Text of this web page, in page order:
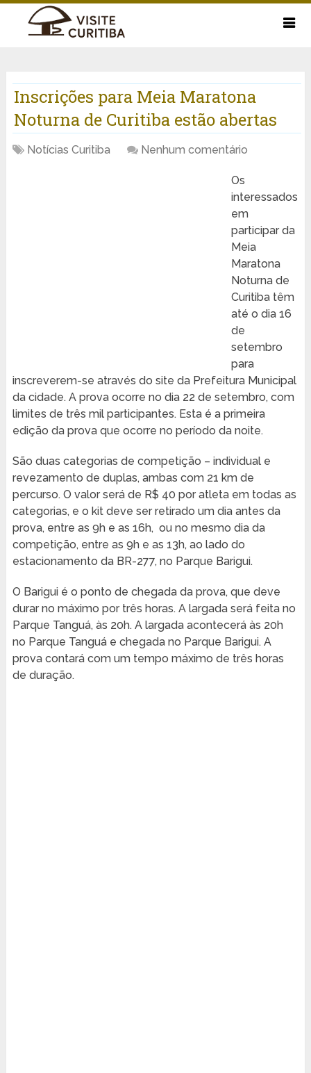
Inscrições para Meia Maratona
Noturna de Curitiba estão abertas
Notícias Curitiba Nenhum comentário
Os
interessados
em
participar da
Meia
Maratona
Noturna de
Curitiba têm
até o dia 16
de
setembro
para
inscreverem-se através do site da Prefeitura Municipal
da cidade. A prova ocorre no dia 22 de setembro, com
limites de três mil participantes. Esta é a primeira
edição da prova que ocorre no período da noite.
São duas categorias de competição – individual e
revezamento de duplas, ambas com 21 km de
percurso. O valor será de R$ 40 por atleta em todas as
categorias, e o kit deve ser retirado um dia antes da
prova, entre as 9h e as 16h, ou no mesmo dia da
competição, entre as 9h e as 13h, ao lado do
estacionamento da BR-277, no Parque Barigui.
O Barigui é o ponto de chegada da prova, que deve
durar no máximo por três horas. A largada será feita no
Parque Tanguá, às 20h. A largada acontecerá às 20h
no Parque Tanguá e chegada no Parque Barigui. A
prova contará com um tempo máximo de três horas
de duração.